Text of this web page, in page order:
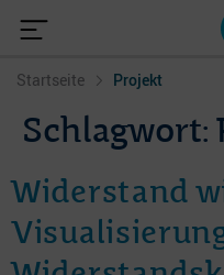
Startseite Projekt
Schlagwort:
Widerstand